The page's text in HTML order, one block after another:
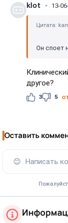
klot 13-
Цитата:
Он споет
другое?
3 5
Оставить
😊 Написать